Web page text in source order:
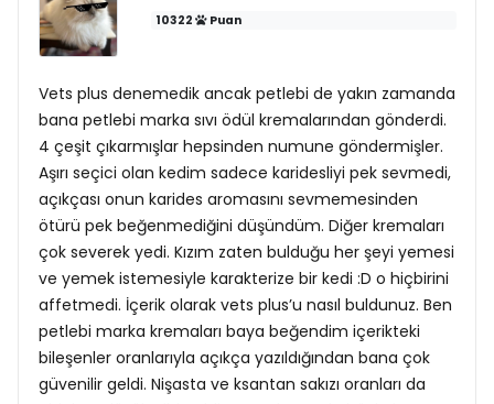
10322 Puan
Vets plus denemedik ancak petlebi de yakın zamanda
bana petlebi marka sıvı ödül kremalarından gönderdi.
4 çeşit çıkarmışlar hepsinden numune göndermişler.
Aşırı seçici olan kedim sadece karidesliyi pek sevmedi,
açıkçası onun karides aromasını sevmemesinden
ötürü pek beğenmediğini düşündüm. Diğer kremaları
çok severek yedi. Kızım zaten bulduğu her şeyi yemesi
ve yemek istemesiyle karakterize bir kedi :D o hiçbirini
affetmedi. İçerik olarak vets plus’u nasıl buldunuz. Ben
petlebi marka kremaları baya beğendim içerikteki
bileşenler oranlarıyla açıkça yazıldığından bana çok
güvenilir geldi. Nişasta ve ksantan sakızı oranları da